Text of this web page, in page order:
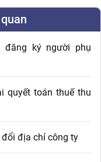
đăng ký người phụ
quyết toán thuế thu
đổi địa chỉ công ty